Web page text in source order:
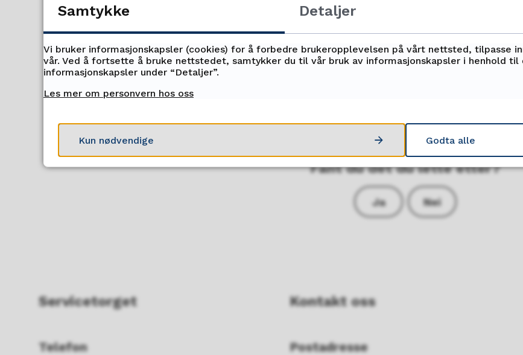
desember 2023. Det er derfor mulig endringer vil komme i
Innspill sendes til tor.arne.morskogen@tffk.noinnen
kl. 12.00.
Fant du det du lette etter?
Ja Nei
Servicetorget
Telefon
Kontakt oss
Postadresse
Samtykke Detaljer
Vi bruker informasjonskapsler (cookies) for å forbedre brukeropplevelsen på vårt nettsted, tilpasse
vår. Ved å fortsette å bruke nettstedet, samtykker du til vår bruk av informasjonskapsler i henhold
informasjonskapsler under “Detaljer”.
Les mer om personvern hos oss
Kun nødvendige Godta alle